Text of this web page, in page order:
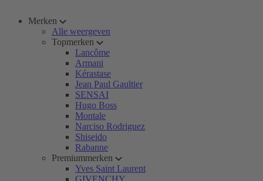
Merken
Alle weergeven
Topmerken
Lancôme
Armani
Kérastase
Jean Paul Gaultier
SENSAI
Hugo Boss
Montale
Narciso Rodriguez
Shiseido
Rabanne
Premiummerken
Yves Saint Laurent
GIVENCHY